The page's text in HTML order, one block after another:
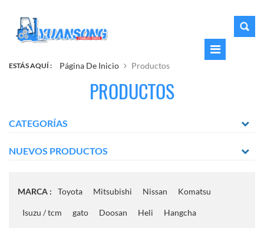
ESTÁS AQUÍ : Página De Inicio Productos
PRODUCTOS
CATEGORÍAS
NUEVOS PRODUCTOS
MARCA : Toyota Mitsubishi Nissan Komatsu
Isuzu / tcm gato Doosan Heli Hangcha